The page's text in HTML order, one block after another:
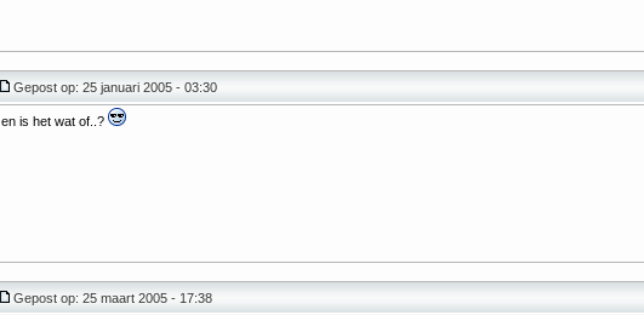
Gepost op: 25 januari 2005 - 03:30
en is het wat of..?
Gepost op: 25 maart 2005 - 17:38